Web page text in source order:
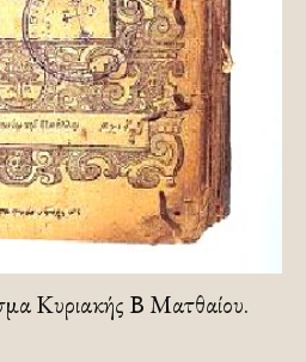
Κυριακής Β Ματθαίου.